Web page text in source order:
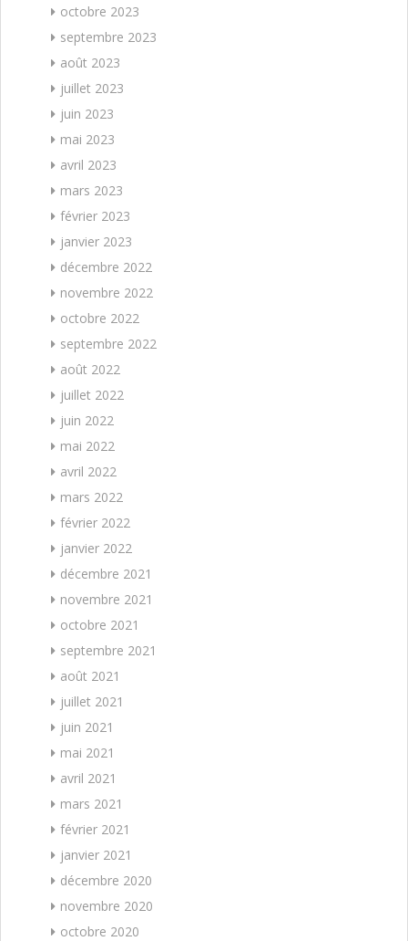
octobre 2023
septembre 2023
août 2023
juillet 2023
juin 2023
mai 2023
avril 2023
mars 2023
février 2023
janvier 2023
décembre 2022
novembre 2022
octobre 2022
septembre 2022
août 2022
juillet 2022
juin 2022
mai 2022
avril 2022
mars 2022
février 2022
janvier 2022
décembre 2021
novembre 2021
octobre 2021
septembre 2021
août 2021
juillet 2021
juin 2021
mai 2021
avril 2021
mars 2021
février 2021
janvier 2021
décembre 2020
novembre 2020
octobre 2020